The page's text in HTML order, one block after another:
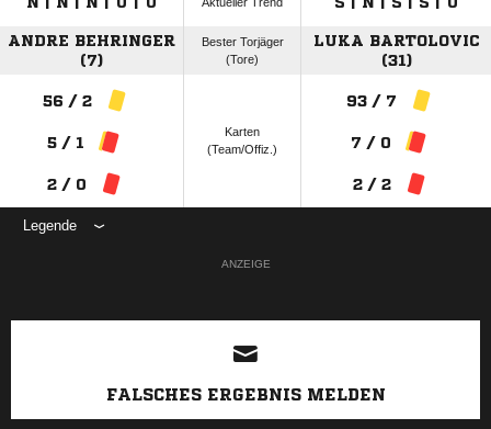
ANDRE BEHRINGER
(7)
Bester Torjäger
(Tore)
LUKA BARTOLOVIC
(31)
56 / 2
5 / 1
2 / 0
Karten
(Team/Offiz.)
93 / 7
7 / 0
2 / 2
Legende
ANZEIGE
FALSCHES ERGEBNIS MELDEN